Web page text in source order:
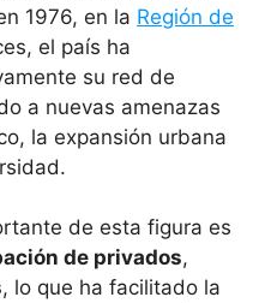
1976, en la Región de
el país ha
su red de
a nuevas amenazas
la expansión urbana
de esta figura es
de privados,
, lo que ha facilitado la